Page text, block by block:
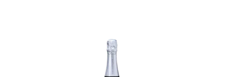
ROGER MANCEAUX Brut Nature Premier Cru
Magnum (1,5l) – osvěžující směs Pinot Noir,
Chardonnay a Meunier. Vůně meruněk, broskví a